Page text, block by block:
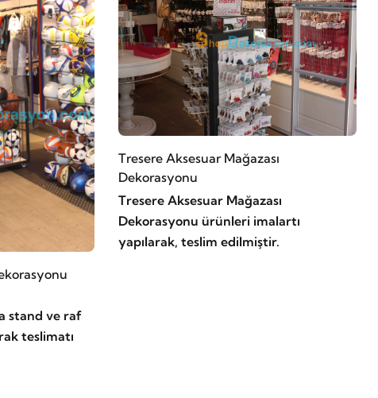
stand ve raf
teslimatı
Tresere Aksesuar Mağazası
Dekorasyonu
Tresere Aksesuar Mağazası
Dekorasyonu ürünleri imalartı
yapılarak, teslim edilmiştir.